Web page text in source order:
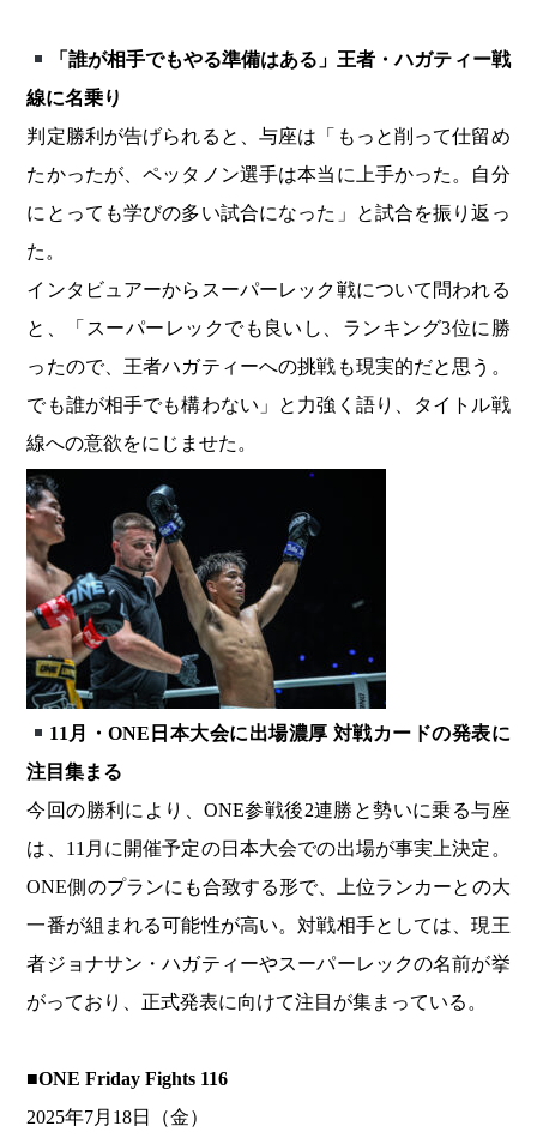
「誰が相手でもやる準備はある」王者・ハガティー戦
線に名乗り
判定勝利が告げられると、与座は「もっと削って仕留め
たかったが、ペッタノン選手は本当に上手かった。自分
にとっても学びの多い試合になった」と試合を振り返っ
た。
インタビュアーからスーパーレック戦について問われる
と、「スーパーレックでも良いし、ランキング3位に勝
ったので、王者ハガティーへの挑戦も現実的だと思う。
でも誰が相手でも構わない」と力強く語り、タイトル戦
線への意欲をにじませた。
11月・ONE日本大会に出場濃厚 対戦カードの発表に
注目集まる
今回の勝利により、ONE参戦後2連勝と勢いに乗る与座
は、11月に開催予定の日本大会での出場が事実上決定。
ONE側のプランにも合致する形で、上位ランカーとの大
一番が組まれる可能性が高い。対戦相手としては、現王
者ジョナサン・ハガティーやスーパーレックの名前が挙
がっており、正式発表に向けて注目が集まっている。
■ONE Friday Fights 116
2025年7月18日（金）